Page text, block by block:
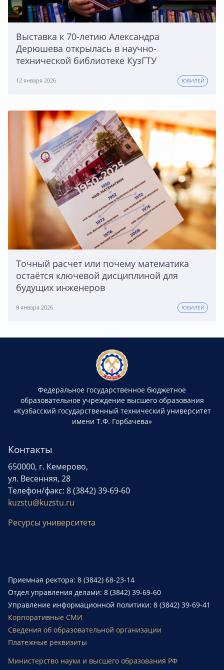
Выставка к 70-летию Александра
Дерюшева открылась в научно-
технической библиотеке КузГТУ
12 января 2026 ЮБИЛЕЙ
Точный расчет или почему математика
остаётся ключевой дисциплиной для
будущих инженеров
9 января 2026 ЮБИЛЕЙ
Федеральное государственное бюджетное
образовательное учреждение высшего образования
«Кузбасский государственный технический университет
имени Т.Ф. Горбачева»
Контакты
650000, г. Кемерово,
ул. Весенняя, 28
Телефон/факс: 8 (3842) 39-69-60
kuzstu@kuzstu.ru
Ресурсы университета
Приемная ректора: 8 (3842) 68-23-14
Отдел управления делами: 8 (3842) 39-69-60
Управление информационной политики: 8 (3842) 39-69-41
Корпоративные СМИ
Сведения об образовательной организации
Платежные реквизиты
Министерство науки и высшего образования РФ